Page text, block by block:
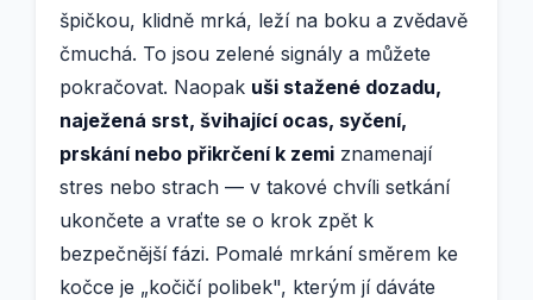
špičkou, klidně mrká, leží na boku a zvědavě
čmuchá. To jsou zelené signály a můžete
pokračovat. Naopak uši stažené dozadu,
naježená srst, švihající ocas, syčení,
prskání nebo přikrčení k zemi znamenají
stres nebo strach — v takové chvíli setkání
ukončete a vraťte se o krok zpět k
bezpečnější fázi. Pomalé mrkání směrem ke
kočce je „kočičí polibek", kterým jí dáváte